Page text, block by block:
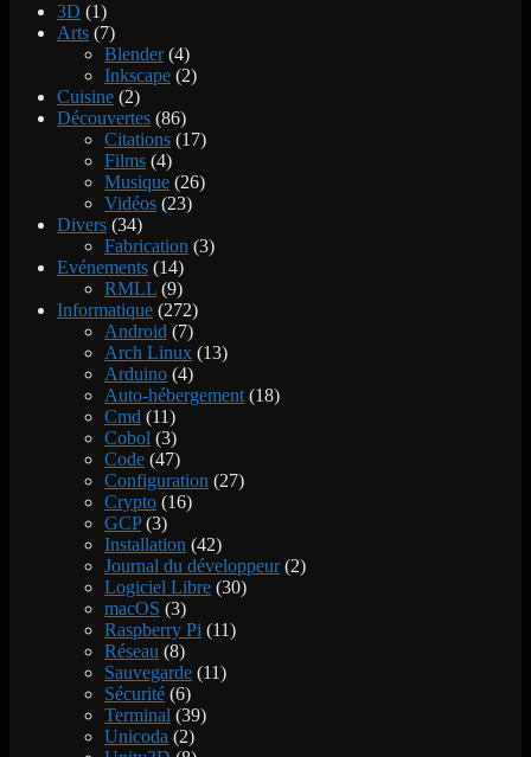
3D (1)
Arts (7)
Blender(4)
Inkscape (2)
Cuisine (2)
Découvertes (86)
Citations (17)
Films (4)
Musique (26)
Vidéos (23)
Divers (34)
Fabrication (3)
Evénements (14)
RMLL (9)
Informatique (272)
Android (7)
Arch Linux (13)
Arduino (4)
Auto-hébergement (18)
Cmd (11)
Cobol (3)
Code (47)
Configuration (27)
Crypto (16)
GCP(3)
Installation (42)
Journal du développeur(2)
Logiciel Libre (30)
macOS (3)
Raspberry Pi (11)
Réseau (8)
Sauvegarde (11)
Sécurité (6)
Terminal (39)
Unicoda (2)